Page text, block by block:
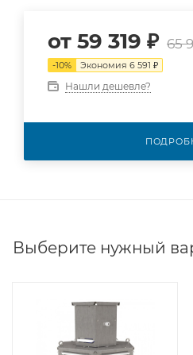
от 59 319 ₽ 65
-10% Экономия 6 591 ₽
Нашли дешевле?
Выберите нужный